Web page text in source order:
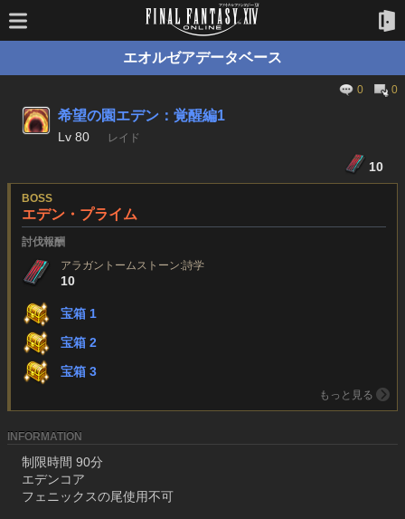
エオルゼアデータベース
0 0
希望の園エデン：覚醒編1
Lv 80 レイド
10
BOSS
エデン・プライム
討伐報酬
アラガントームストーン:詩学
10
宝箱 1
宝箱 2
宝箱 3
もっと見る
INFORMATION
制限時間 90分
エデンコア
フェニックスの尾使用不可